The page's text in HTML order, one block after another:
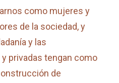
como mujeres y
de la sociedad, y
y las
privadas tengan como
de